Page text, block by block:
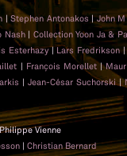
|Stephen Antonakos|John
Nash| Collection Yoon Ja &
Esterhazy|Lars Fredrikson
| François Morellet|
| Jean-César Suchorski|
Vienne
| Christian Bernard